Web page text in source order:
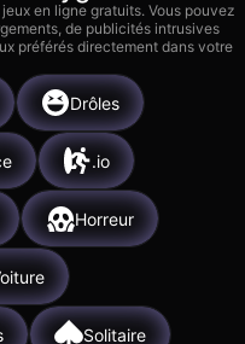
en ligne gratuits. Vous pouvez
de publicités intrusives
préférés directement dans votre
Drôles
.io
Horreur
Solitaire